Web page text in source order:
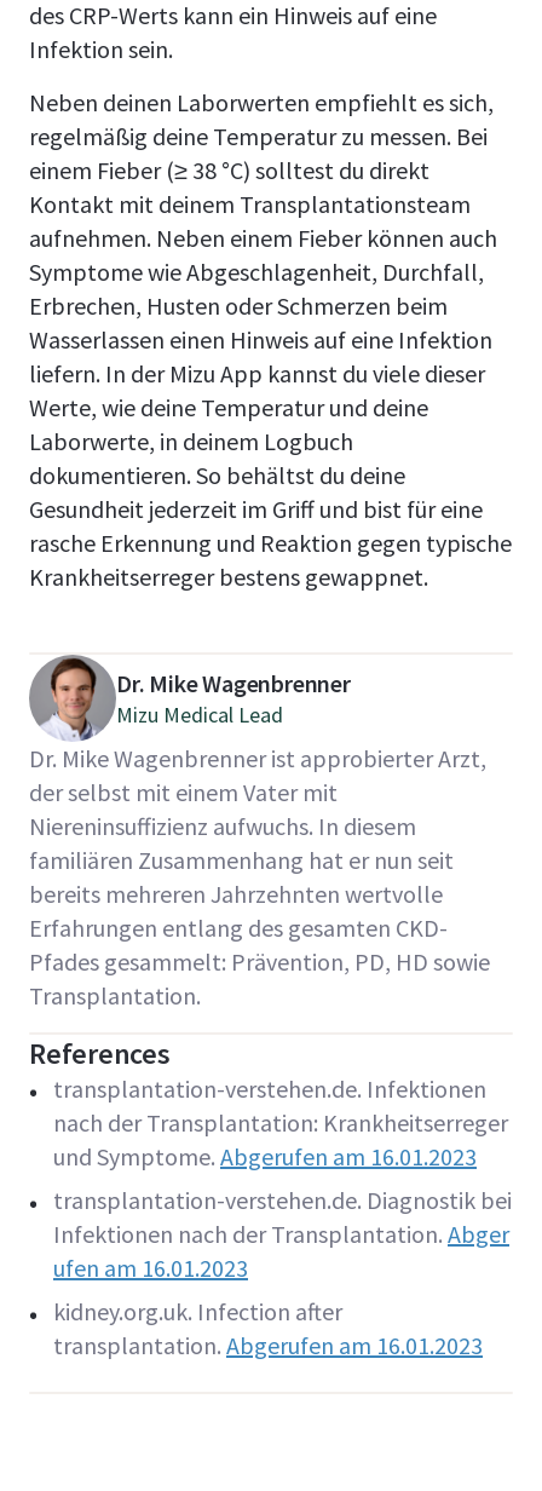
des CRP-Werts kann ein Hinweis auf eine
Infektion sein.
Neben deinen Laborwerten empfiehlt es sich,
regelmäßig deine Temperatur zu messen. Bei
einem Fieber (≥ 38 °C) solltest du direkt
Kontakt mit deinem Transplantationsteam
aufnehmen. Neben einem Fieber können auch
Symptome wie Abgeschlagenheit, Durchfall,
Erbrechen, Husten oder Schmerzen beim
Wasserlassen einen Hinweis auf eine Infektion
liefern. In der Mizu App kannst du viele dieser
Werte, wie deine Temperatur und deine
Laborwerte, in deinem Logbuch
dokumentieren. So behältst du deine
Gesundheit jederzeit im Griff und bist für eine
rasche Erkennung und Reaktion gegen typische
Krankheitserreger bestens gewappnet.
Dr. Mike Wagenbrenner
Mizu Medical Lead
Dr. Mike Wagenbrenner ist approbierter Arzt,
der selbst mit einem Vater mit
Niereninsuffizienz aufwuchs. In diesem
familiären Zusammenhang hat er nun seit
bereits mehreren Jahrzehnten wertvolle
Erfahrungen entlang des gesamten CKD-
Pfades gesammelt: Prävention, PD, HD sowie
Transplantation.
References
transplantation-verstehen.de. Infektionen
nach der Transplantation: Krankheitserreger
und Symptome. Abgerufen am 16.01.2023
transplantation-verstehen.de. Diagnostik bei
Infektionen nach der Transplantation. Abger
ufen am 16.01.2023
kidney.org.uk. Infection after
transplantation. Abgerufen am 16.01.2023